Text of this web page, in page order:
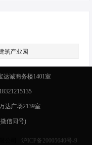
筑产业园
达诚商务楼1401室
达广场2139室
信同号)
沪ICP备20005640号-9